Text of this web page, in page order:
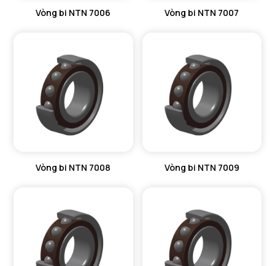
Vòng bi NTN 7006 Vòng bi NTN 7007
Vòng bi NTN 7008 Vòng bi NTN 7009